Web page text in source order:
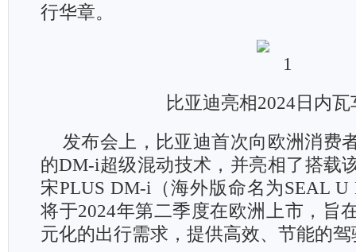
行华章。
比亚迪亮相2024日内瓦
发布会上，比亚迪首次向欧洲消费
的DM-i超级混动技术，并亮相了搭
宋PLUS DM-i（海外版命名为SEAL
将于2024年第二季度在欧洲上市，旨
元化的出行需求，提供高效、节能的